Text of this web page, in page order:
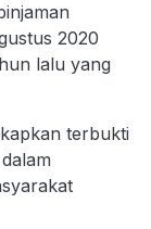
2020
lalu yang
terbukti